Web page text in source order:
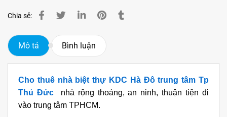
Chia sẻ:
Mô tả Bình luận
Cho thuê nhà biệt thự KDC Hà Đô trung tâm Tp
Thủ Đứcnhà rộng thoáng, an ninh, thuận tiện đi
vào trung tâm TPHCM.